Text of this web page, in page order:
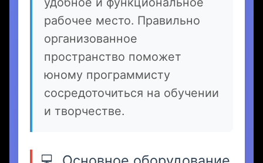
Если ваш ребёнок проявил
интерес к созданию игр,
сайтов или приложений,
важно создать для него
удобное и функциональное
рабочее место. Правильно
организованное
юному программисту